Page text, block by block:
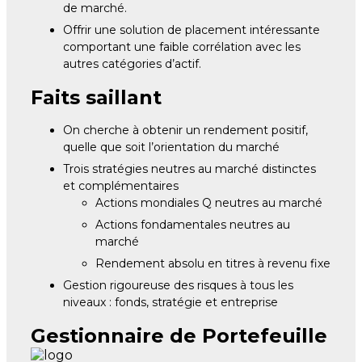
de marché.
Offrir une solution de placement intéressante
comportant une faible corrélation avec les
autres catégories d’actif.
Faits saillant
On cherche à obtenir un rendement positif,
quelle que soit l’orientation du marché
Trois stratégies neutres au marché distinctes
et complémentaires
Actions mondiales Q neutres au marché
Actions fondamentales neutres au
marché
Rendement absolu en titres à revenu fixe
Gestion rigoureuse des risques à tous les
niveaux : fonds, stratégie et entreprise
Gestionnaire de Portefeuille